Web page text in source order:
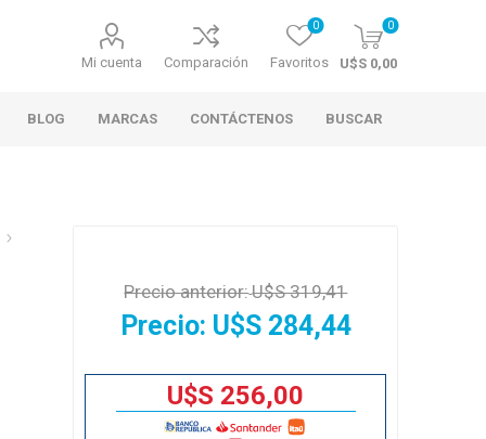
Mi cuenta Comparación Favoritos
0 0
U$S 0,00
BLOG MARCAS CONTÁCTENOS BUSCAR
Precio anterior:U$S 319,41
Precio: U$S 284,44
U$S 256,00